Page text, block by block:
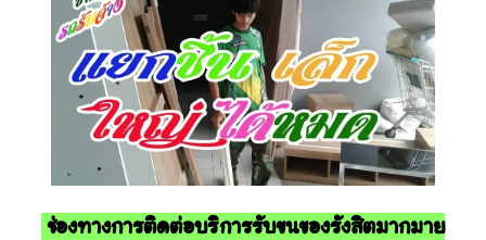
ช่องทางการติดต่อบริการรับขนของรังสิตมากมาย